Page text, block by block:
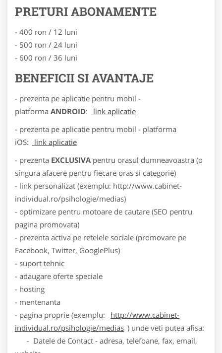
PRETURI ABONAMENTE
- 400 ron / 12 luni
- 500 ron / 24 luni
- 600 ron / 36 luni
BENEFICII SI AVANTAJE
- prezenta pe aplicatie pentru mobil -
platforma ANDROID:
link aplicatie
- prezenta pe aplicatie pentru mobil - platforma
iOS:
link aplicatie
- prezenta EXCLUSIVA pentru orasul dumneavoastra (o
singura afacere pentru fiecare oras si categorie)
- link personalizat (exemplu: http://www.cabinet-
individual.ro/psihologie/medias)
- optimizare pentru motoare de cautare (SEO pentru
pagina promovata)
- prezenta activa pe retelele sociale (promovare pe
Facebook, Twitter, GooglePlus)
- suport tehnic
- adaugare oferte speciale
- hosting
- mentenanta
- pagina proprie (exemplu:
http://www.cabinet-
individual.ro/psihologie/medias ) unde veti putea afisa:
- Datele de Contact - adresa, telefoane, fax, email,